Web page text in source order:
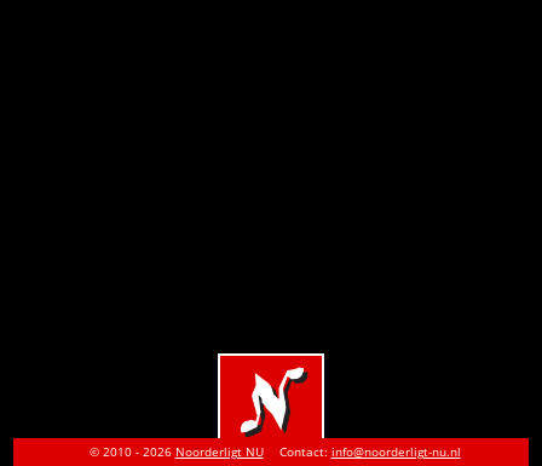
© 2010 - 2026 Noorderligt NU Contact: info@noorderligt-nu.nl